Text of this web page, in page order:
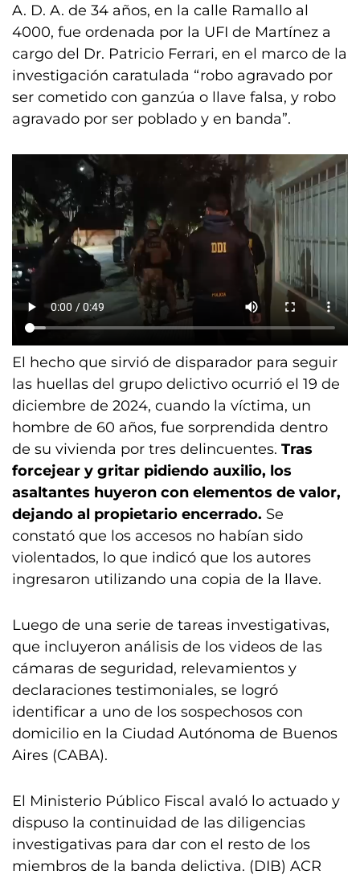
A. D. A. de 34 años, en la calle Ramallo al
4000, fue ordenada por la UFI de Martínez a
cargo del Dr. Patricio Ferrari, en el marco de la
investigación caratulada “robo agravado por
ser cometido con ganzúa o llave falsa, y robo
agravado por ser poblado y en banda”.
El hecho que sirvió de disparador para seguir
las huellas del grupo delictivo ocurrió el 19 de
diciembre de 2024, cuando la víctima, un
hombre de 60 años, fue sorprendida dentro
de su vivienda por tres delincuentes. Tras
forcejear y gritar pidiendo auxilio, los
asaltantes huyeron con elementos de valor,
dejando al propietario encerrado. Se
constató que los accesos no habían sido
violentados, lo que indicó que los autores
ingresaron utilizando una copia de la llave.
Luego de una serie de tareas investigativas,
que incluyeron análisis de los videos de las
cámaras de seguridad, relevamientos y
declaraciones testimoniales, se logró
identificar a uno de los sospechosos con
domicilio en la Ciudad Autónoma de Buenos
Aires (CABA).
El Ministerio Público Fiscal avaló lo actuado y
dispuso la continuidad de las diligencias
investigativas para dar con el resto de los
miembros de la banda delictiva. (DIB) ACR